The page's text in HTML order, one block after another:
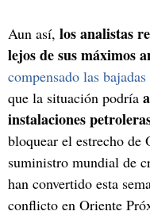
Aun así, los analistas
lejos de sus máximos
compensado las
que la situación podría
instalaciones
bloquear el estrecho de
suministro mundial de
han convertido esta
conflicto en Oriente